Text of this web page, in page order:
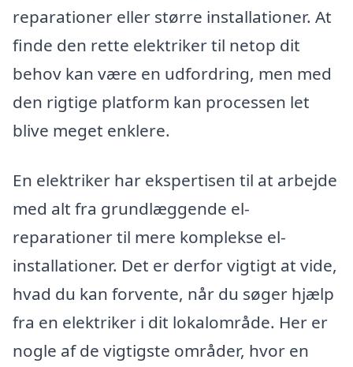
reparationer eller større installationer. At
finde den rette elektriker til netop dit
behov kan være en udfordring, men med
den rigtige platform kan processen let
blive meget enklere.
En elektriker har ekspertisen til at arbejde
med alt fra grundlæggende el-
reparationer til mere komplekse el-
installationer. Det er derfor vigtigt at vide,
hvad du kan forvente, når du søger hjælp
fra en elektriker i dit lokalområde. Her er
nogle af de vigtigste områder, hvor en